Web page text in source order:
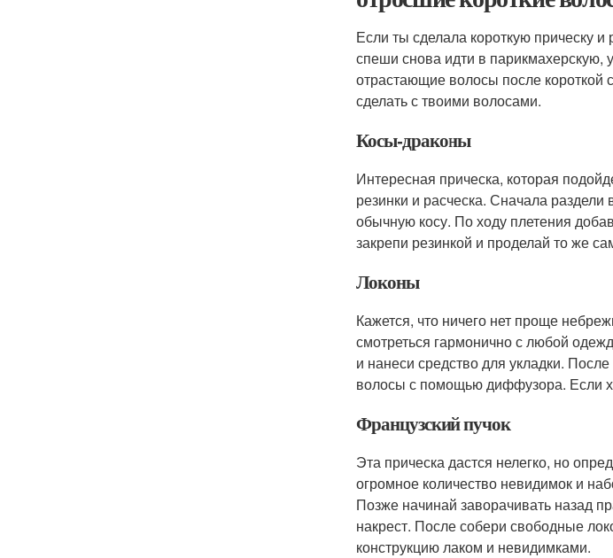
Если ты сделала короткую прическу
спеши снова идти в парикмахерскую,
отрастающие волосы после короткой
сделать с твоими волосами.
Косы-драконы
Интересная прическа, которая
резинки и расческа. Сначала
обычную косу. По ходу плетения
закрепи резинкой и проделай то же
Локоны
Кажется, что ничего нет проще
смотреться гармонично с любой
и нанеси средство для укладки.
волосы с помощью диффузора. Если
Французский пучок
Эта прическа дастся нелегко, но
огромное количество невидимок и
Позже начинай заворачивать назад
накрест. После собери свободные
конструкцию лаком и невидимками.